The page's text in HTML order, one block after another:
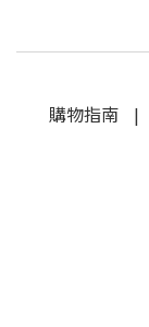
購物指南|